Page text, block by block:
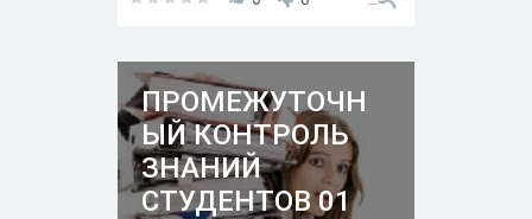
ПРОМЕЖУТОЧН
ЫЙ КОНТРОЛЬ
ЗНАНИЙ
СТУДЕНТОВ 01